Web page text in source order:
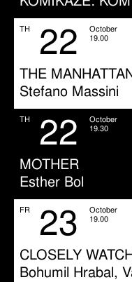
TH 22
October
19.00
THE
Stefano Massini
TH 22
October
19.30
MOTHER
Esther Bol
FR 23
October
19.00
CLOSELY
Bohumil Hrabal,